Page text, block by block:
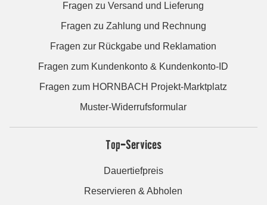
Fragen zu Versand und Lieferung
Fragen zu Zahlung und Rechnung
Fragen zur Rückgabe und Reklamation
Fragen zum Kundenkonto & Kundenkonto-ID
Fragen zum HORNBACH Projekt-Marktplatz
Muster-Widerrufsformular
Top-Services
Dauertiefpreis
Reservieren & Abholen